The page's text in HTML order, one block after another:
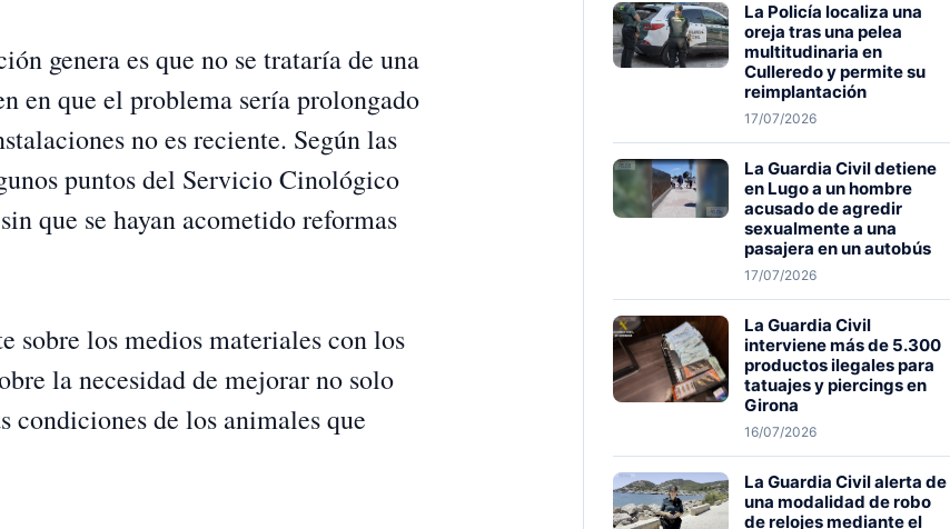
genera es que no se trataría de una
en que el problema sería prolongado
no es reciente. Según las
puntos del Servicio Cinológico
que se hayan acometido reformas
sobre los medios materiales con los
la necesidad de mejorar no solo
condiciones de los animales que
La Policía localiza una
oreja tras una pelea
multitudinaria en
Culleredo y permite su
reimplantación
17/07/2026
La Guardia Civil detiene
en Lugo a un hombre
acusado de agredir
sexualmente a una
pasajera en un autobús
17/07/2026
La Guardia Civil
interviene más de 5.300
productos ilegales para
tatuajes y piercings en
Girona
16/07/2026
La Guardia Civil alerta de
una modalidad de robo
de relojes mediante el